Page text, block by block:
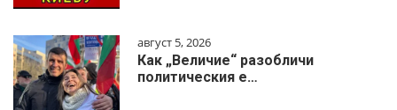
август 5, 2026
Как „Величие“ разобличи
политическия е…